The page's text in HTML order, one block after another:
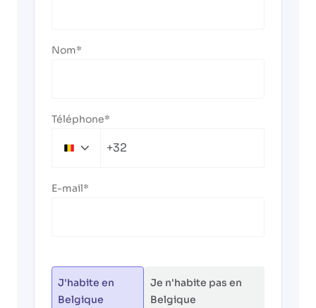
Nom
Téléphone
Belgium+32
E-mail
J'habite en
Belgique
Je n'habite pas en
Belgique